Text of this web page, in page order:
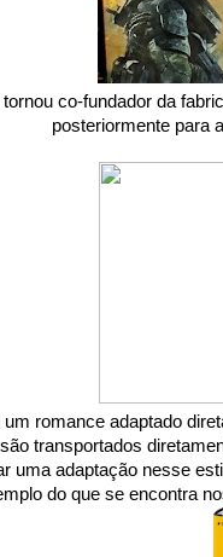
co-fundador da
posteriormente para
um romance adaptado
transportados
uma adaptação nesse
do que se encontra